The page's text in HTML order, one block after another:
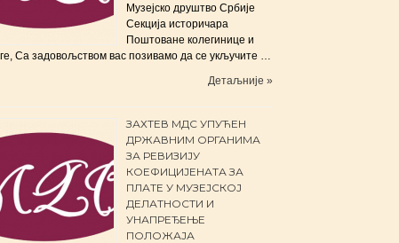
Музејско друштво Србије
Секција историчара
Поштоване колегинице и
Са задовољством вас позивамо да се укључите …
Детаљније »
ЗАХТЕВ МДС УПУЋЕН
ДРЖАВНИМ ОРГАНИМА
ЗА РЕВИЗИЈУ
КОЕФИЦИЈЕНАТА ЗА
ПЛАТЕ У МУЗЕЈСКОЈ
ДЕЛАТНОСТИ И
УНАПРЕЂЕЊЕ
ПОЛОЖАЈА